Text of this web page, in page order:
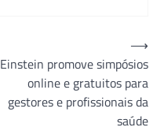
Einstein promove simpósios
online e gratuitos para
gestores e profissionais da
saúde
⟶